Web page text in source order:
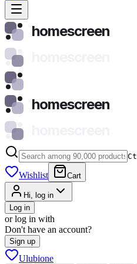
homescreen
homescreen
Wishlist Cart
Hi, log in
Log in
or log in with
Don't have an account?
Sign up
Ulubione